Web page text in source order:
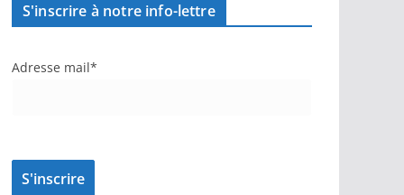
S'inscrire à notre info-lettre
Adresse mail*